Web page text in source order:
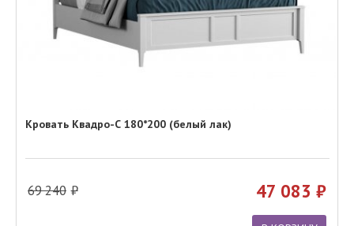
Кровать Квадро-С 180*200 (белый лак)
69 240 47 083